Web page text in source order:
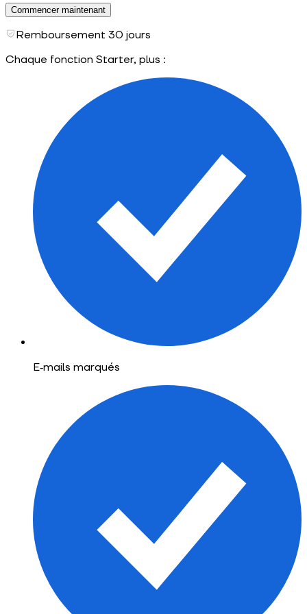
Commencer maintenant
Remboursement 30 jours
Chaque fonction Starter, plus :
E‑mails marqués